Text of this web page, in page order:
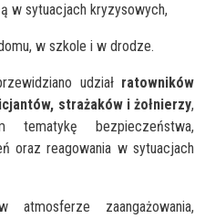
w sytuacjach kryzysowych,
w szkole i w drodze.
udział ratowników
strażaków i żołnierzy,
tematykę bezpieczeństwa,
oraz reagowania w sytuacjach
atmosferze zaangażowania,